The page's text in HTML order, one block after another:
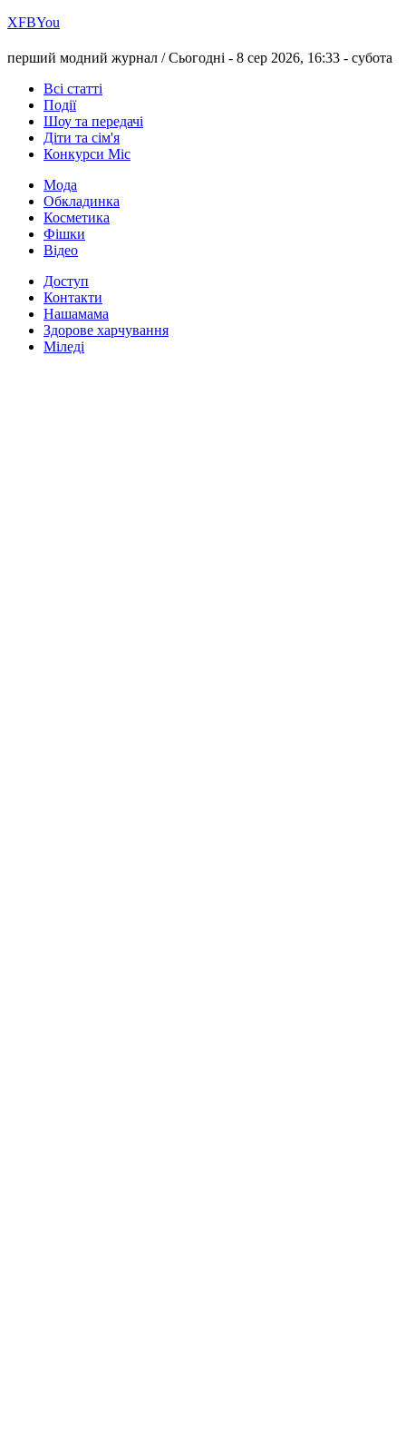
ХFBYou
перший модний журнал /Сьогодні - 8 сер 2026, 16:33 - субота
Всі статті
Події
Шоу та передачі
Діти та сім'я
Конкурси Міс
Мода
Обкладинка
Косметика
Фішки
Відео
Доступ
Контакти
Нашамама
Здорове харчування
Міледі